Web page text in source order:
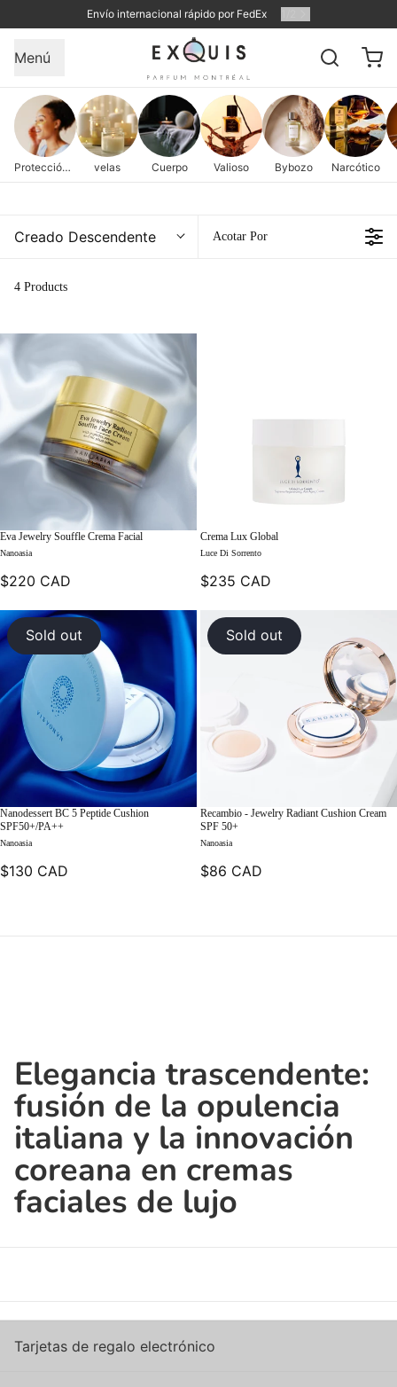
Envío internacional rápido por FedEx
Menú
Protección de la piel velas Cuerpo Valioso Bybozo Narcótico
Creado Descendente Acotar Por
4 Products
Eva Jewelry Souffle Crema Facial
Nanoasia
$220 CAD
Crema Lux Global
Luce Di Sorrento
$235 CAD
Sold out
Nanodessert BC 5 Peptide Cushion
SPF50+/PA++
Nanoasia
$130 CAD
Sold out
Recambio - Jewelry Radiant Cushion Cream
SPF 50+
Nanoasia
$86 CAD
Elegancia trascendente:
fusión de la opulencia
italiana y la innovación
coreana en cremas
faciales de lujo
Tarjetas de regalo electrónico